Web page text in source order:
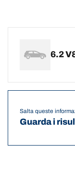
6.2
Salta queste
Guarda i